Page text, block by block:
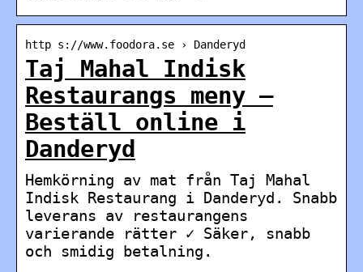
http s://www.foodora.se › Danderyd
Taj Mahal Indisk
Restaurangs meny –
Beställ online i
Danderyd
Hemkörning av mat från Taj Mahal
Indisk Restaurang i Danderyd. Snabb
leverans av restaurangens
varierande rätter ✓ Säker, snabb
och smidig betalning.